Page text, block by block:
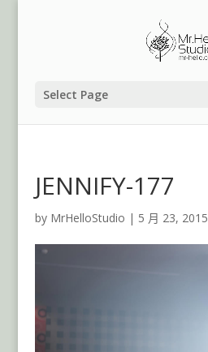
Select Page
JENNIFY-177
by MrHelloStudio | 5 月 23, 2015